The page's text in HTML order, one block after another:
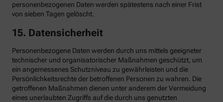
personenbezogenen Daten werden spätestens nach einer Frist
von sieben Tagen gelöscht.
15. Datensicherheit
Personenbezogene Daten werden durch uns mittels geeigneter
technischer und organisatorischer Maßnahmen geschützt, um
ein angemessenes Schutzniveau zu gewährleisten und die
Persönlichkeitsrechte der betroffenen Personen zu wahren. Die
getroffenen Maßnahmen dienen unter anderem der Vermeidung
eines unerlaubten Zugriffs auf die durch uns genutzten